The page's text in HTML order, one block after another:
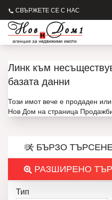
СВЪРЖЕТЕ СЕ С НАС
Линк към
базата данни
Този имот вече е продаден
Нов Дом на страница
БЪРЗО
РАЗШИРЕНО
Тип